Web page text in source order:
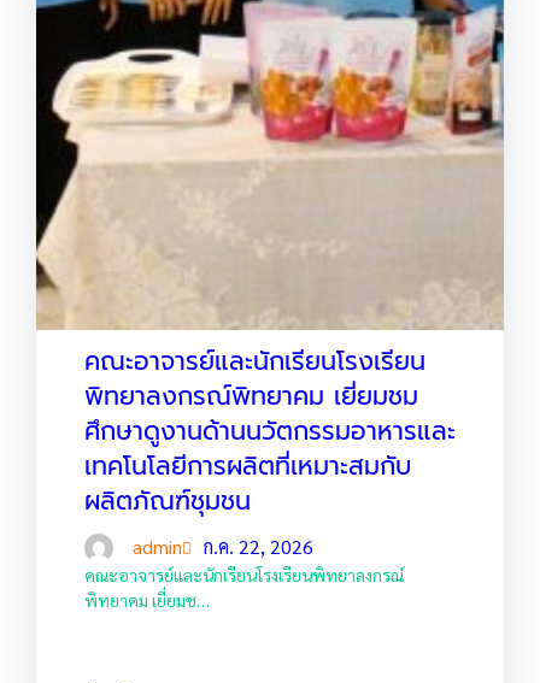
คณะอาจารย์และนักเรียนโรงเรียน
พิทยาลงกรณ์พิทยาคม เยี่ยมชม
ศึกษาดูงานด้านนวัตกรรมอาหารและ
เทคโนโลยีการผลิตที่เหมาะสมกับ
ผลิตภัณฑ์ชุมชน
admin ก.ค. 22, 2026
คณะอาจารย์และนักเรียนโรงเรียนพิทยาลงกรณ์
พิทยาคม เยี่ยมช…